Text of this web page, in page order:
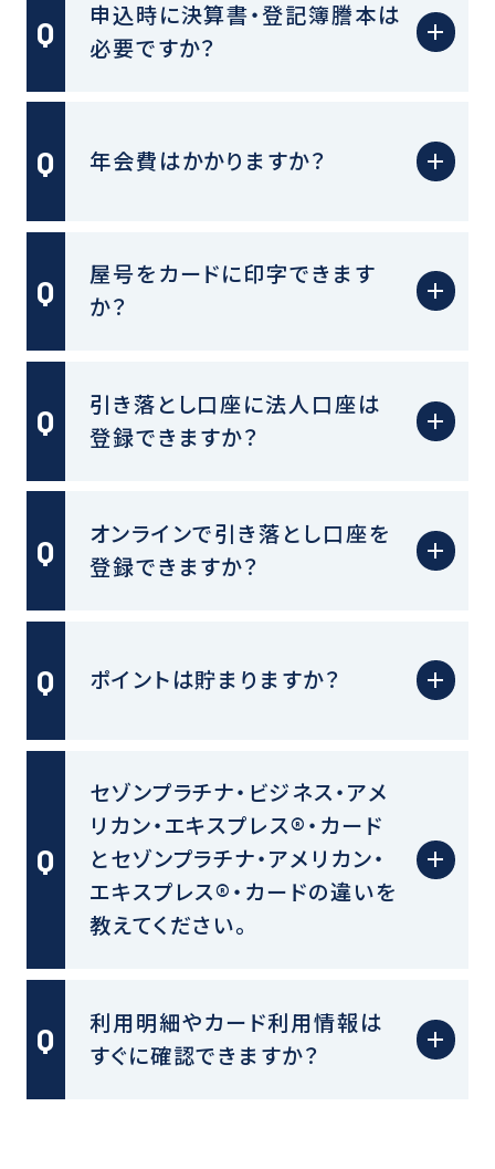
申込時に決算書・登記簿謄本は
必要ですか？
年会費はかかりますか？
屋号をカードに印字できます
か？
引き落とし口座に法人口座は
登録できますか？
オンラインで引き落とし口座を
登録できますか？
ポイントは貯まりますか？
セゾンプラチナ・ビジネス・アメ
リカン・エキスプレス®・カード
とセゾンプラチナ・アメリカン・
エキスプレス®・カードの違いを
教えてください。
利用明細やカード利用情報は
すぐに確認できますか？